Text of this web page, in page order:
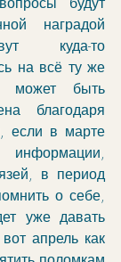
наградой
куда-то
на всё ту же
может быть
благодаря
если в марте
в период
о себе,
уже давать
апрель как